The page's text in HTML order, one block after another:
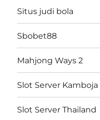
Situs judi bola
Sbobet88
Mahjong Ways 2
Slot Server Kamboja
Slot Server Thailand